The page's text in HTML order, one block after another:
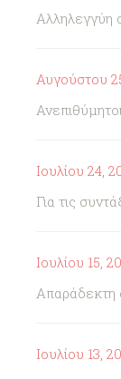
Αλληλεγγύη
Αυγούστου
Ιουλίου 24,
Για τις
Ιουλίου 15,
Ιουλίου 13,